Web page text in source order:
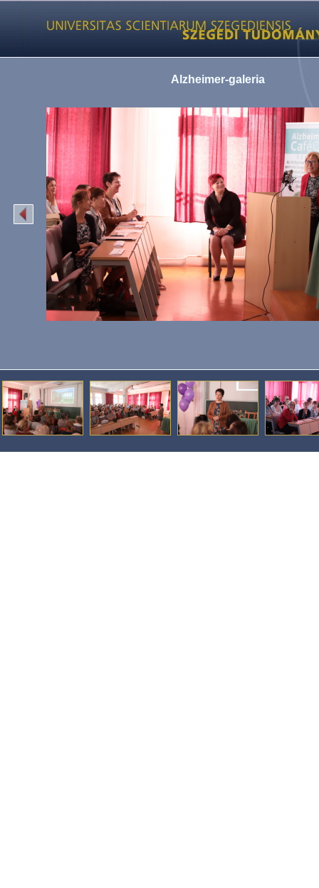
Alzheimer-galeria